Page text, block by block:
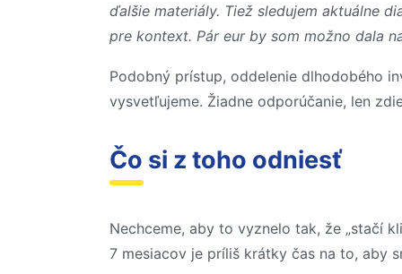
ďalšie materiály. Tiež sledujem aktuálne
pre kontext. Pár eur by som možno dala
Podobný prístup, oddelenie dlhodobého
vysvetľujeme. Žiadne odporúčanie, len
Čo si z toho odniesť
Nechceme, aby to vyznelo tak, že „stačí
7 mesiacov je príliš krátky čas na to, aby